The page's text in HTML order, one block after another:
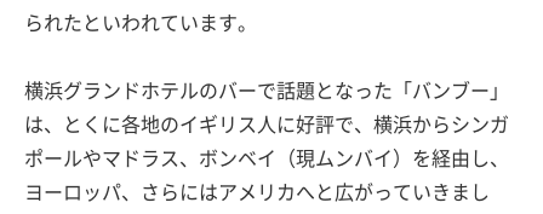
られたといわれています。
横浜グランドホテルのバーで話題となった「バンブー」
は、とくに各地のイギリス人に好評で、横浜からシンガ
ポールやマドラス、ボンベイ（現ムンバイ）を経由し、
ヨーロッパ、さらにはアメリカへと広がっていきまし